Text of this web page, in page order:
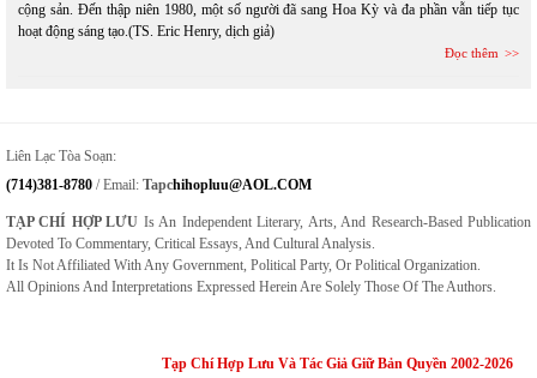
cộng sản. Đến thập niên 1980, một số người đã sang Hoa Kỳ và đa phần vẫn tiếp tục
hoạt động sáng tạo.(TS. Eric Henry, dịch giả)
Đọc thêm
Liên Lạc Tòa Soạn:
(714)381-8780 / Email: TapcHihopluu@AOL.COM
TẠP CHÍ HỢP LƯU Is An Independent Literary, Arts, And Research-Based Publication
Devoted To Commentary, Critical Essays, And Cultural Analysis.
It Is Not Affiliated With Any Government, Political Party, Or Political Organization.
All Opinions And Interpretations Expressed Herein Are Solely Those Of The Authors.
Tạp Chí Hợp Lưu Và Tác Giả Giữ Bản Quyền 2002-2026